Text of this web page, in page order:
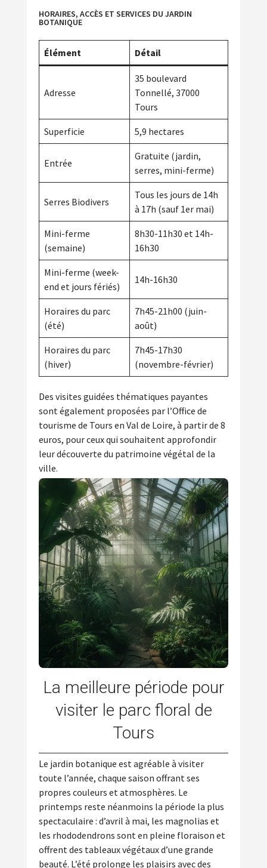
HORAIRES, ACCÈS ET SERVICES DU JARDIN
BOTANIQUE
Élément Détail
Adresse
35 boulevard
Tonnellé, 37000
Tours
Superficie 5,9 hectares
Entrée
Gratuite (jardin,
serres, mini-ferme)
Serres Biodivers
Tous les jours de 14h
à 17h (sauf 1er mai)
Mini-ferme
(semaine)
8h30-11h30 et 14h-
16h30
Mini-ferme (week-
end et jours fériés)
14h-16h30
Horaires du parc
(été)
7h45-21h00 (juin-
août)
Horaires du parc
(hiver)
7h45-17h30
(novembre-février)
Des visites guidées thématiques payantes
sont également proposées par l’Office de
tourisme de Tours en Val de Loire, à partir de 8
euros, pour ceux qui souhaitent approfondir
leur découverte du patrimoine végétal de la
ville.
La meilleure période pour
visiter le parc floral de
Tours
Le jardin botanique est agréable à visiter
toute l’année, chaque saison offrant ses
propres couleurs et atmosphères. Le
printemps reste néanmoins la période la plus
spectaculaire : d’avril à mai, les magnolias et
les rhododendrons sont en pleine floraison et
offrent des tableaux végétaux d’une grande
beauté. L’été prolonge les plaisirs avec des